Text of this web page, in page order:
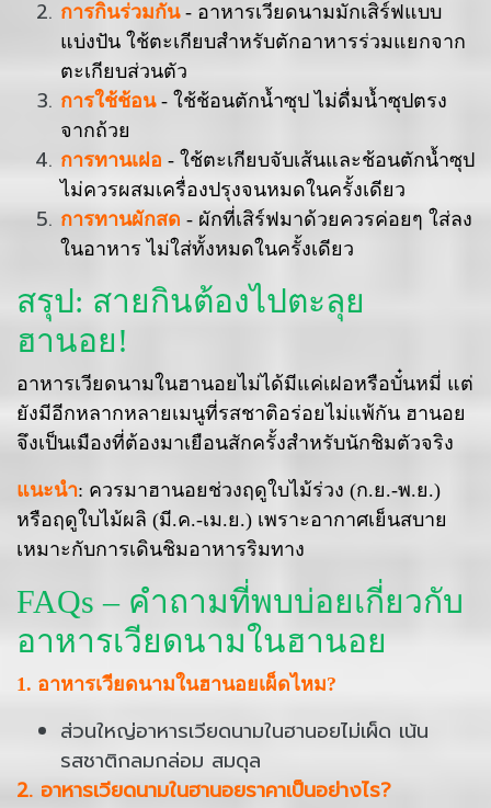
การกินร่วมกัน- อาหารเวียดนามมักเสิร์ฟแบบ
แบ่งปัน ใช้ตะเกียบสำหรับตักอาหารร่วมแยกจาก
ตะเกียบส่วนตัว
การใช้ช้อน- ใช้ช้อนตักน้ำซุป ไม่ดื่มน้ำซุปตรง
จากถ้วย
การทานเฝอ - ใช้ตะเกียบจับเส้นและช้อนตักน้ำซุป
ไม่ควรผสมเครื่องปรุงจนหมดในครั้งเดียว
การทานผักสด - ผักที่เสิร์ฟมาด้วยควรค่อยๆ ใส่ลง
ในอาหาร ไม่ใส่ทั้งหมดในครั้งเดียว
สรุป: สายกินต้องไปตะลุย
ฮานอย!
อาหารเวียดนามในฮานอยไม่ได้มีแค่เฝอหรือบั๋นหมี่ แต่
ยังมีอีกหลากหลายเมนูที่รสชาติอร่อยไม่แพ้กัน ฮานอย
จึงเป็นเมืองที่ต้องมาเยือนสักครั้งสำหรับนักชิมตัวจริง
แนะนำ: ควรมาฮานอยช่วงฤดูใบไม้ร่วง (ก.ย.-พ.ย.)
หรือฤดูใบไม้ผลิ (มี.ค.-เม.ย.) เพราะอากาศเย็นสบาย
เหมาะกับการเดินชิมอาหารริมทาง
FAQs – คำถามที่พบบ่อยเกี่ยวกับ
อาหารเวียดนามในฮานอย
1. อาหารเวียดนามในฮานอยเผ็ดไหม?
ส่วนใหญ่อาหารเวียดนามในฮานอยไม่เผ็ด เน้น
รสชาติกลมกล่อม สมดุล
2. อาหารเวียดนามในฮานอยราคาเป็นอย่างไร?